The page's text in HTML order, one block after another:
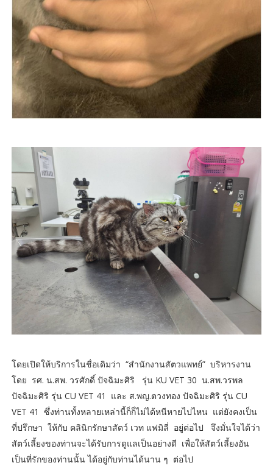
โดยเปิดให้บริการในชื่อเดิมว่า “สำนักงานสัตวแพทย์” บริหารงาน
โดย รศ. น.สพ. วรศักดิ์ ปัจฉิมะศิริ รุ่น KU VET 30 น.สพ.วรพล
ปัจฉิมะศิริ รุ่น CU VET 41 และ ส.พญ.ตวงทอง ปัจฉิมะศิริ รุ่น CU
VET 41 ซึ่งท่านทั้งหลายเหล่านี้ก็ก็ไม่ได้หนีหายไปไหน แต่ยังคงเป็น
ที่ปรึกษา ให้กับ คลินิกรักษาสัตว์ เวท แฟมิลี่ อยู่ต่อไป จึงมั่นใจได้ว่า
สัตว์เลี้ยงของท่านจะได้รับการดูแลเป็นอย่างดี เพื่อให้สัตว์เลี้ยงอัน
เป็นที่รักของท่านนั้น ได้อยู่กับท่านได้นาน ๆ ต่อไป